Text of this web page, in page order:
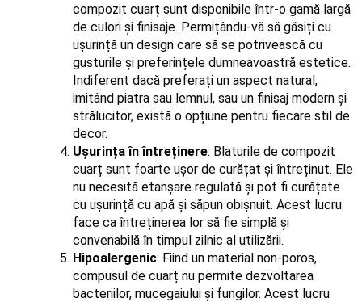
compozit cuarț sunt disponibile într-o gamă largă
de culori și finisaje. Permițându-vă să găsiți cu
ușurință un design care să se potrivească cu
gusturile și preferințele dumneavoastră estetice.
Indiferent dacă preferați un aspect natural,
imitând piatra sau lemnul, sau un finisaj modern și
strălucitor, există o opțiune pentru fiecare stil de
decor.
Ușurința în întreținere: Blaturile de compozit
cuarț sunt foarte ușor de curățat și întreținut. Ele
nu necesită etanșare regulată și pot fi curățate
cu ușurință cu apă și săpun obișnuit. Acest lucru
face ca întreținerea lor să fie simplă și
convenabilă în timpul zilnic al utilizării.
Hipoalergenic: Fiind un material non-poros,
compusul de cuarț nu permite dezvoltarea
bacteriilor, mucegaiului și fungilor. Acest lucru